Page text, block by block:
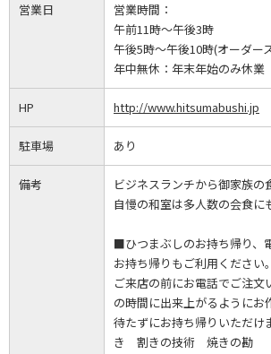
営業日
営業時間：
午前11時～午後3時
午後5時～午後10時(オーダー
年中無休： 年末年始のみ休業
HP http://www.hitsumabushi.jp
駐車場 あり
備考
ビジネスランチから御家族の
自慢の和室は多人数の会食に
■ひつまぶしのお持ち帰り、
お持ち帰りもご利用ください。
ご来店の前にお電話でご注文
の時間に出来上がるようにお
待たずにお持ち帰りいただけ
き 割きの技術 焼きの勘